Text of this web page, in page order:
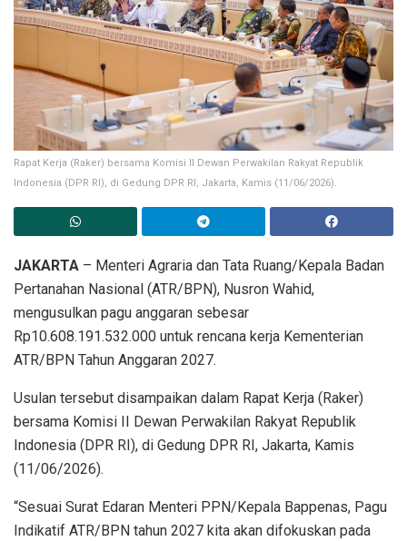
Rapat Kerja (Raker) bersama Komisi II Dewan Perwakilan Rakyat Republik
Indonesia (DPR RI), di Gedung DPR RI, Jakarta, Kamis (11/06/2026).
JAKARTA – Menteri Agraria dan Tata Ruang/Kepala Badan
Pertanahan Nasional (ATR/BPN), Nusron Wahid,
mengusulkan pagu anggaran sebesar
Rp10.608.191.532.000 untuk rencana kerja Kementerian
ATR/BPN Tahun Anggaran 2027.
Usulan tersebut disampaikan dalam Rapat Kerja (Raker)
bersama Komisi II Dewan Perwakilan Rakyat Republik
Indonesia (DPR RI), di Gedung DPR RI, Jakarta, Kamis
(11/06/2026).
“Sesuai Surat Edaran Menteri PPN/Kepala Bappenas, Pagu
Indikatif ATR/BPN tahun 2027 kita akan difokuskan pada